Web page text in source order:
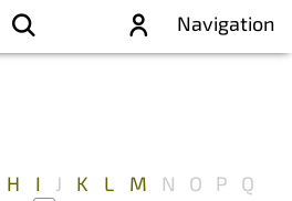
Navigation
H I J K L M N O P
Q